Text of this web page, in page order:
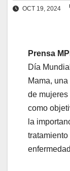
OCT 19, 2024
Prensa
Día
Mama,
de mujeres
como
la